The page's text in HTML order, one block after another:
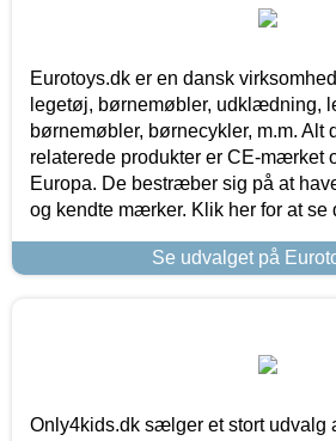
Eurotoys.dk er en dansk
legetøj, børnemøbler, udklædning,
børnemøbler, børnecykler, m.m. Alt
relaterede produkter er CE-mærket
Europa. De bestræber sig på at
og kendte mærker. Klik her for at se
Se udvalget på
Only4kids.dk sælger et stort udvalg